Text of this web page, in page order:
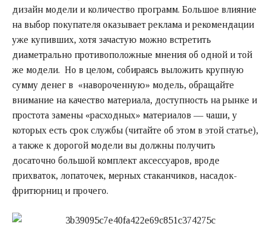
дизайн модели и количество программ. Большое влияние
на выбор покупателя оказывает реклама и рекомендации
уже купивших, хотя зачастую можно встретить
диаметрально противоположные мнения об одной и той
же модели. Но в целом, собираясь выложить крупную
сумму денег в «навороченную» модель, обращайте
внимание на качество материала, доступность на рынке и
простота замены «расходных» материалов — чаши, у
которых есть срок службы (читайте об этом в этой статье),
а также к дорогой модели вы должны получить
досаточно большой комплект аксессуаров, вроде
прихваток, лопаточек, мерных стаканчиков, насадок-
фритюрниц и прочего.